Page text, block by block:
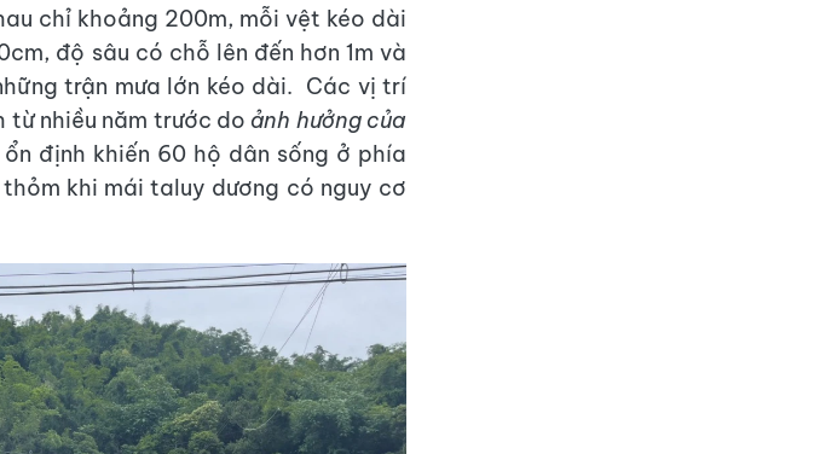
chỉ khoảng 200m, mỗi vệt kéo dài
độ sâu có chỗ lên đến hơn 1m và
trận mưa lớn kéo dài. Các vị trí
từ nhiều năm trước do ảnh hưởng của
định khiến 60 hộ dân sống ở phía
khi mái taluy dương có nguy cơ